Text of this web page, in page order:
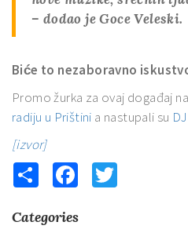
– dodao jeGoce Veleski.
Biće to nezaboravno
Promo žurka za ovaj događaj
radiju u Prištini a nastupali su
[izvor]
Share Facebook
Categories